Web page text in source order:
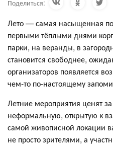
Поделиться:
Лето — самая насыщенная
первыми тёплыми днями
парки, на веранды, в
становится свободнее,
организаторов появляется
чем-то по-настоящему
Летние мероприятия ценят
неформальную, открытую к
самой живописной локации
не просто зрителями, а